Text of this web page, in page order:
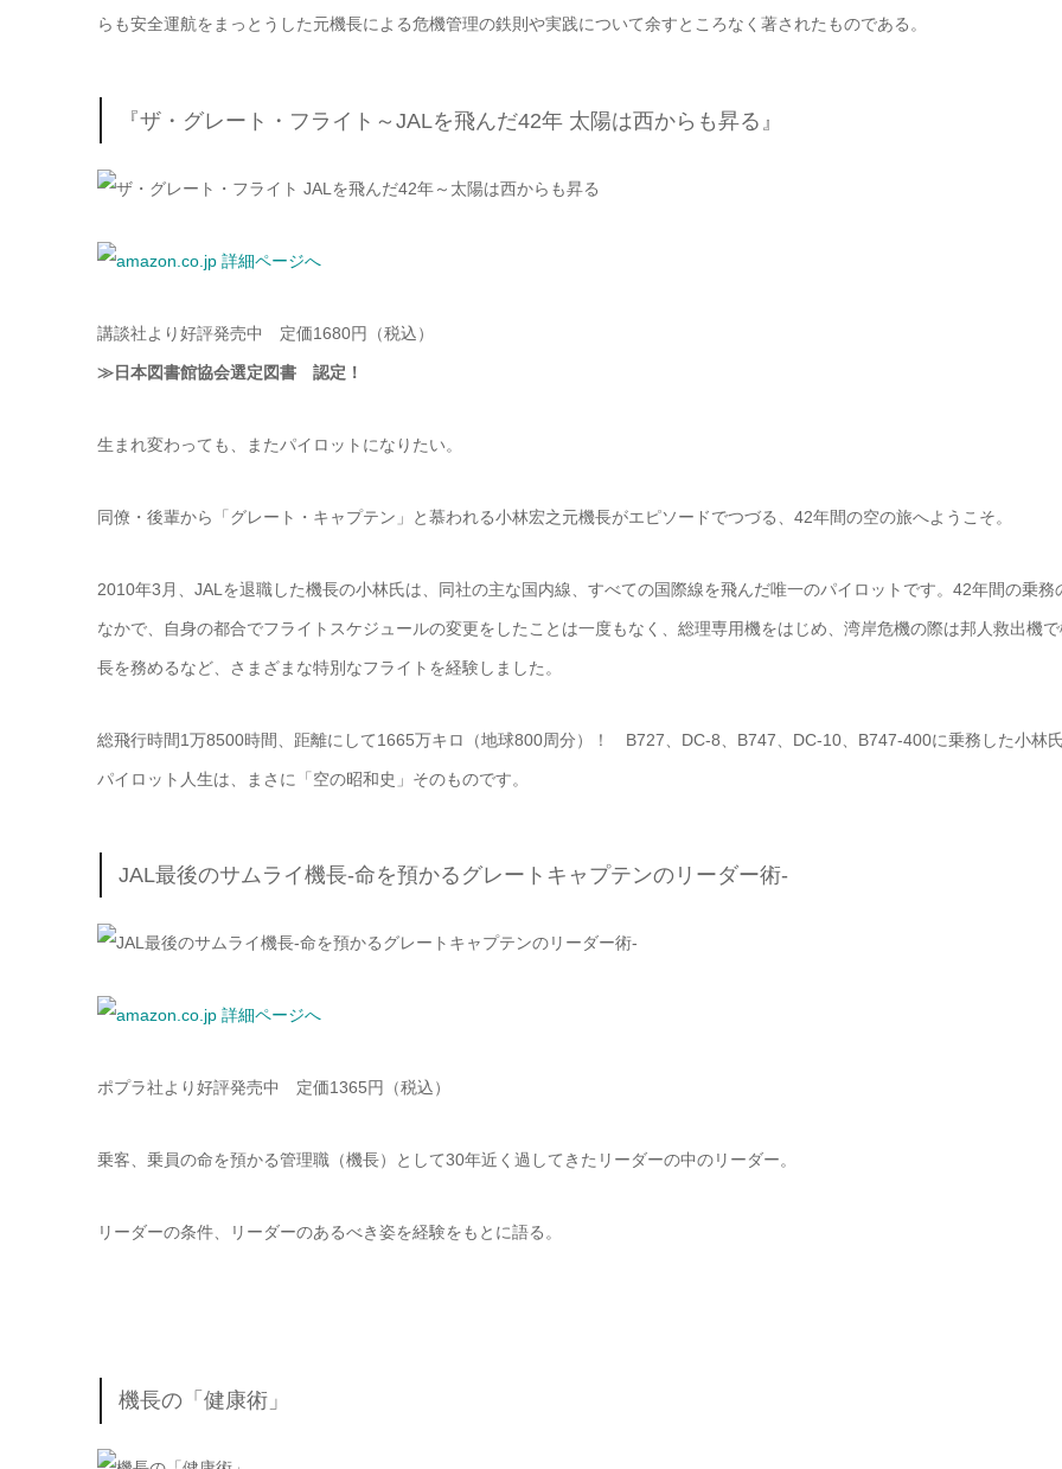
らも安全運航をまっとうした元機長による危機管理の鉄則や実践について余すところなく著されたものである。
『ザ・グレート・フライト ～JALを飛んだ42年 太陽は西からも昇る 』
講談社より好評発売中 定価1680円（税込）
≫日本図書館協会選定図書 認定！
生まれ変わっても、またパイロットになりたい。
同僚・後輩から「グレート・キャプテン」と慕われる小林宏之元機長がエピソードでつづる、42年間の空の旅へようこそ。
2010年3月、JALを退職した機長の小林氏は、同社の主な国内線、すべての国際線を飛んだ唯一のパイロットです。42年間の乗務
なかで、自身の都合でフライトスケジュールの変更をしたことは一度もなく、総理専用機をはじめ、湾岸危機の際は邦人救出機で
長を務めるなど、さまざまな特別なフライトを経験しました。
総飛行時間1万8500時間、距離にして1665万キロ（地球800周分）！ B727、DC-8、B747、DC-10、B747-400に乗務した小林
パイロット人生は、まさに「空の昭和史」そのものです。
JAL最後のサムライ機長-命を預かるグレートキャプテンのリーダー術-
ポプラ社より好評発売中 定価1365円（税込）
乗客、乗員の命を預かる管理職（機長）として30年近く過してきたリーダーの中のリーダー。
リーダーの条件、リーダーのあるべき姿を経験をもとに語る。
機長の「健康術」